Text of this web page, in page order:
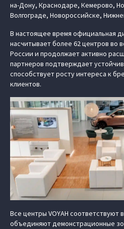
на-Дону, Краснодаре, Кемерово,
Волгограде, Новороссийске,
В настоящее время официальная
насчитывает более 62 центров во
России и продолжает активно
партнеров подтверждает
способствует росту интереса к
клиентов.
Все центры VOYAH соответствуют
объединяют демонстрационные